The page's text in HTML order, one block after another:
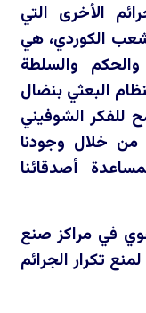
الأخرى التي
الكوردي، هي
والسلطة
البعثي بنضال
للفكر الشوفيني
من خلال وجودنا
أصدقائنا
في مراكز صنع
تكرار الجرائم